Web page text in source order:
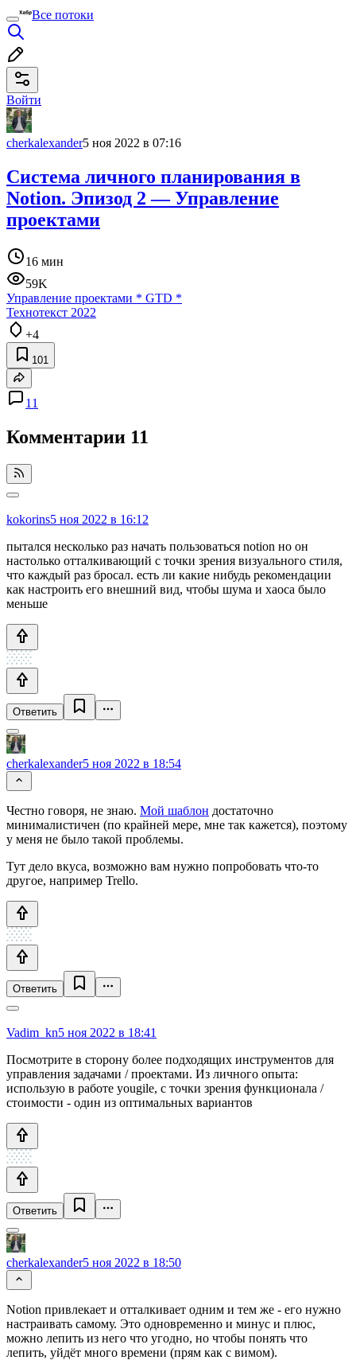
Все потоки
Войти
cherkalexander5 ноя 2022 в 07:16
Система личного планирования в
Notion. Эпизод 2 — Управление
проектами
16 мин
59K
Управление проектами * GTD *
Технотекст 2022
+4
101
11
Комментарии 11
kokorins5 ноя 2022 в 16:12
пытался несколько раз начать пользоваться notion но он
настолько отталкивающий с точки зрения визуального стиля,
что каждый раз бросал. есть ли какие нибудь рекомендации
как настроить его внешний вид, чтобы шума и хаоса было
меньше
Ответить
cherkalexander5 ноя 2022 в 18:54
Честно говоря, не знаю. Мой шаблон достаточно
минималистичен (по крайней мере, мне так кажется), поэтому
у меня не было такой проблемы.
Тут дело вкуса, возможно вам нужно попробовать что-то
другое, например Trello.
Ответить
Vadim_kn5 ноя 2022 в 18:41
Посмотрите в сторону более подходящих инструментов для
управления задачами / проектами. Из личного опыта:
использую в работе yougile, с точки зрения функционала /
стоимости - один из оптимальных вариантов
Ответить
cherkalexander5 ноя 2022 в 18:50
Notion привлекает и отталкивает одним и тем же - его нужно
настраивать самому. Это одновременно и минус и плюс,
можно лепить из него что угодно, но чтобы понять что
лепить, уйдёт много времени (прям как с вимом).